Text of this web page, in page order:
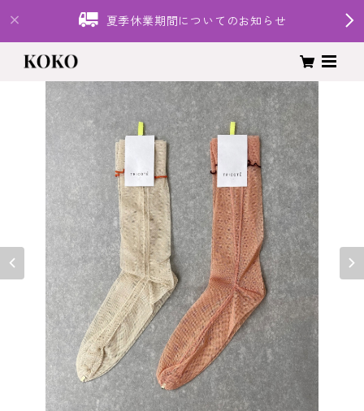
夏季休業期間についてのお知らせ